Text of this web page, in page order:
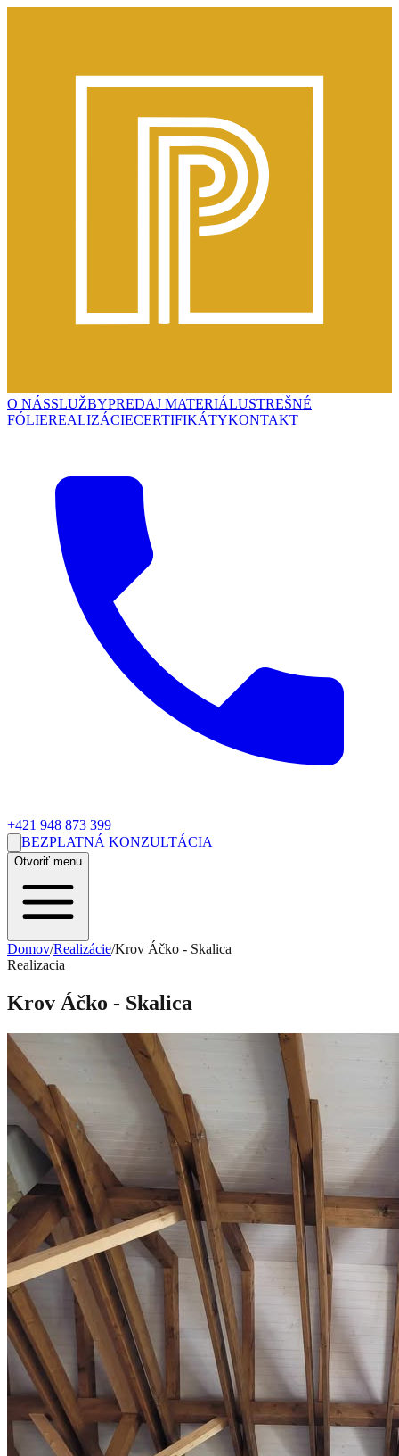
O NÁSSLUŽBYPREDAJ MATERIÁLUSTREŠNÉ
FÓLIEREALIZÁCIECERTIFIKÁTYKONTAKT
+421 948 873 399
BEZPLATNÁ KONZULTÁCIA
Otvoriť menu
Domov/Realizácie/Krov Áčko - Skalica
Realizacia
Krov Áčko - Skalica